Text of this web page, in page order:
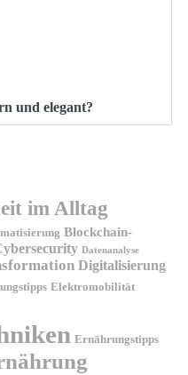
und elegant?
im Alltag
Blockchain-
Datenanalyse
Digitalisierung
Elektromobilität
Ernährungstipps